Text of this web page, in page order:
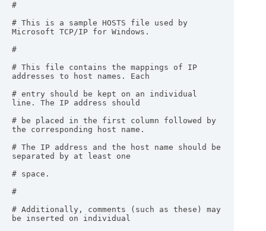
#
# This is a sample HOSTS file used by
Microsoft TCP/IP for Windows.
#
# This file contains the mappings of IP
addresses to host names. Each
# entry should be kept on an individual
line. The IP address should
# be placed in the first column followed by
the corresponding host name.
# The IP address and the host name should be
separated by at least one
# space.
#
# Additionally, comments (such as these) may
be inserted on individual